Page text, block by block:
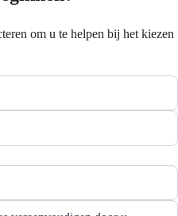
om u te helpen bij het kiezen